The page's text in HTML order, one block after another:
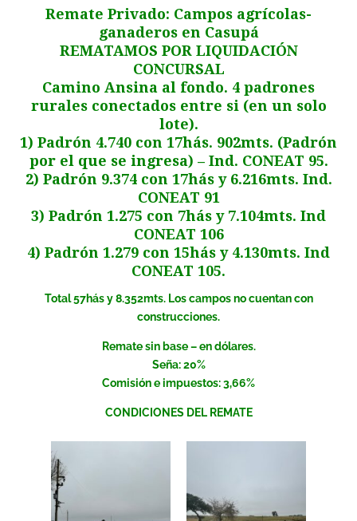
Remate Privado: Campos agrícolas-
ganaderos en Casupá
REMATAMOS POR LIQUIDACIÓN
CONCURSAL
Camino Ansina al fondo. 4 padrones
rurales conectados entre si (en un solo
lote).
1) Padrón 4.740 con 17hás. 902mts. (Padrón
por el que se ingresa) – Ind. CONEAT 95.
2) Padrón 9.374 con 17hás y 6.216mts. Ind.
CONEAT 91
3) Padrón 1.275 con 7hás y 7.104mts. Ind
CONEAT 106
4) Padrón 1.279 con 15hás y 4.130mts. Ind
CONEAT 105.
Total 57hás y 8.352mts. Los campos no cuentan con
construcciones.
Remate sin base – en dólares.
Seña: 20%
Comisión e impuestos: 3,66%
CONDICIONES DEL REMATE